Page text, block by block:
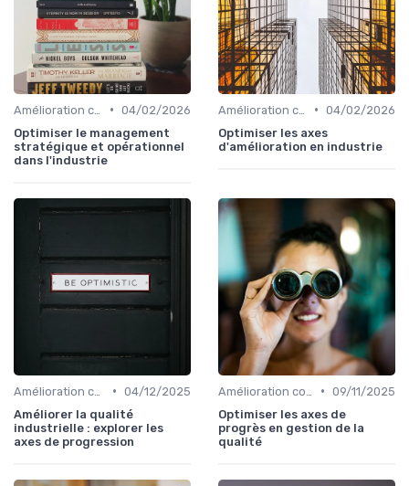
• 04/02/2026
Optimiser le management
stratégique et opérationnel
dans l'industrie
• 04/02/2026
Optimiser les axes
d'amélioration en industrie
• 04/12/2025
Améliorer la qualité
industrielle : explorer les
axes de progression
• 09/11/2025
Optimiser les axes de
progrès en gestion de la
qualité